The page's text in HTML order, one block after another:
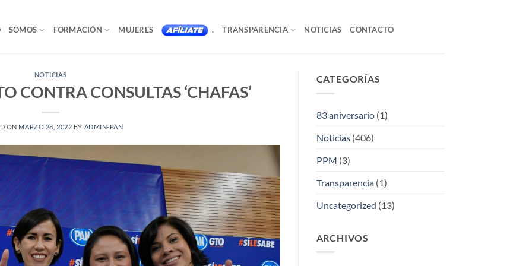
SOMOS FORMACIÓN MUJERES . TRANSPARENCIA NOTICIAS CONTACTO
NOTICIAS
CONTRA CONSULTAS ‘CHAFAS’
ON MARZO 28, 2022 BY ADMIN-PAN
CATEGORÍAS
83 aniversario(1)
Noticias(406)
PPM (3)
Transparencia(1)
Uncategorized (13)
ARCHIVOS